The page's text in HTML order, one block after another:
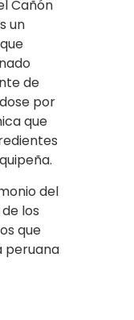
Cañón
un
de
por
que
del
los
que
peruana